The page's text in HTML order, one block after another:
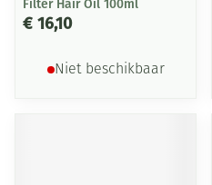
Filter Hair Oil 100ml
€ 16,10
Niet beschikbaar